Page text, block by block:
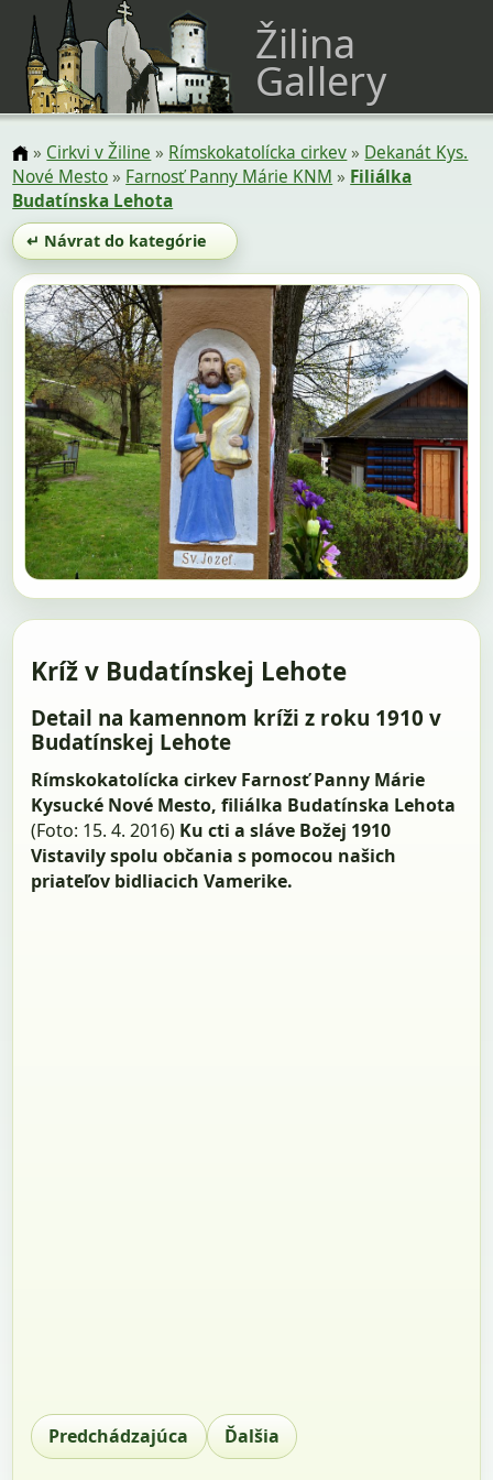
Žilina
Gallery
» Cirkvi v Žiline » Rímskokatolícka cirkev» Dekanát Kys.
Nové Mesto» Farnosť Panny Márie KNM » Filiálka
Budatínska Lehota
↵ Návrat do kategórie
Kríž v Budatínskej Lehote
Detail na kamennom kríži z roku 1910 v
Budatínskej Lehote
Rímskokatolícka cirkev Farnosť Panny Márie
Kysucké Nové Mesto, filiálka Budatínska Lehota
(Foto: 15. 4. 2016) Ku cti a sláve Božej 1910
Vistavily spolu občania s pomocou našich
priateľov bidliacich Vamerike.
Predchádzajúca Ďalšia